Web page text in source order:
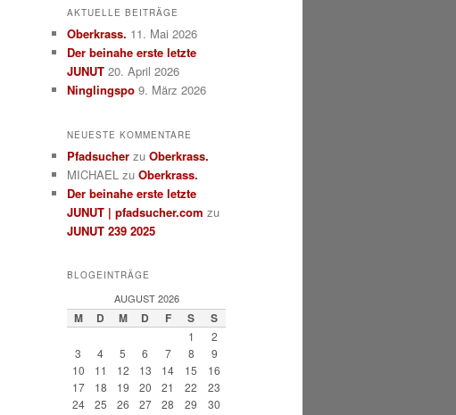
AKTUELLE BEITRÄGE
Oberkrass. 11. Mai 2026
Der beinahe erste letzte
JUNUT 20. April 2026
Ninglingspo 9. März 2026
NEUESTE KOMMENTARE
Pfadsucher zu Oberkrass.
MICHAEL zu Oberkrass.
Der beinahe erste letzte
JUNUT | pfadsucher.com zu
JUNUT 239 2025
BLOGEINTRÄGE
AUGUST 2026
M D M D F S S
1
2
3
4 5 6 7 8
9
10
11 12 13 14 15
16
17
18 19 20 21 22
23
24
25 26 27 28 29
30